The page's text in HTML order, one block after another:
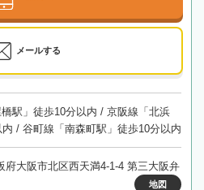
メールする
駅」徒歩10分以内 / 京阪線「北浜
/ 谷町線「南森町駅」徒歩10分以内
府大阪市北区西天満4-1-4 第三大阪弁
地図